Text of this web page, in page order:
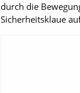
durch die
Sicherheitsklaue